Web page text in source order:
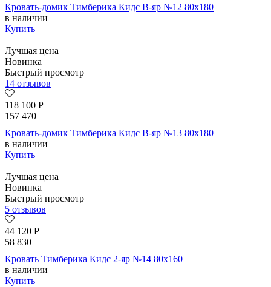
Кровать-домик Тимберика Кидс В-яр №12 80х180
в наличии
Купить
Лучшая цена
Новинка
Быстрый просмотр
14 отзывов
118 100 Р
157 470
Кровать-домик Тимберика Кидс В-яр №13 80х180
в наличии
Купить
Лучшая цена
Новинка
Быстрый просмотр
5 отзывов
44 120 Р
58 830
Кровать Тимберика Кидс 2-яр №14 80х160
в наличии
Купить